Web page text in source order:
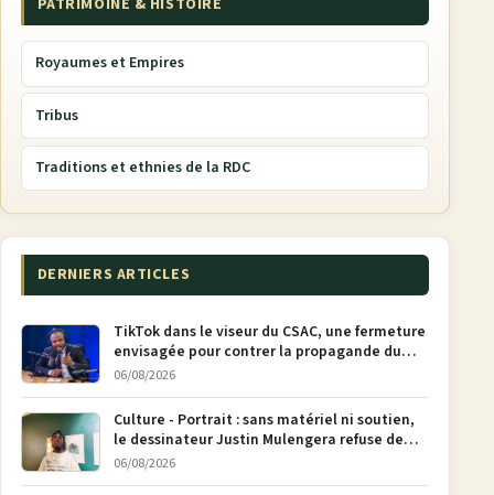
PATRIMOINE & HISTOIRE
Royaumes et Empires
Tribus
Traditions et ethnies de la RDC
DERNIERS ARTICLES
TikTok dans le viseur du CSAC, une fermeture
envisagée pour contrer la propagande du
M23
06/08/2026
Culture - Portrait : sans matériel ni soutien,
le dessinateur Justin Mulengera refuse de
poser son crayon
06/08/2026